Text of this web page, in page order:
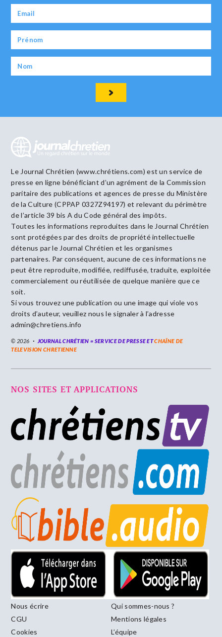
Le Journal Chrétien (www.chrétiens.com) est un service de
presse en ligne bénéficiant d’un agrément de la Commission
paritaire des publications et agences de presse du Ministère
de la Culture (CPPAP 0327Z94197) et relevant du périmètre
de l’article 39 bis A du Code général des impôts.
Toutes les informations reproduites dans le Journal Chrétien
sont protégées par des droits de propriété intellectuelle
détenus par le Journal Chrétien et les organismes
partenaires. Par conséquent, aucune de ces informations ne
peut être reproduite, modifiée, rediffusée, traduite, exploitée
commercialement ou réutilisée de quelque manière que ce
soit.
Si vous trouvez une publication ou une image qui viole vos
droits d’auteur, veuillez nous le signaler à l’adresse
admin@chretiens.info
© 2026 JOURNAL CHRÉTIEN = SERVICE DE PRESSE ETCHAÎNE DE
TELEVISION CHRETIENNE
NOS SITES ET APPLICATIONS
Nous écrire
Qui sommes-nous ?
CGU
Mentions légales
Cookies
L’équipe